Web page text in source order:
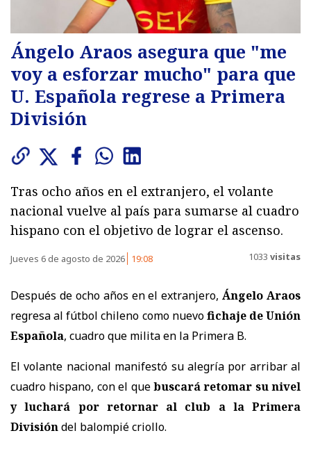
Ángelo Araos asegura que "me
voy a esforzar mucho" para que
U. Española regrese a Primera
División
Tras ocho años en el extranjero, el volante
nacional vuelve al país para sumarse al cuadro
hispano con el objetivo de lograr el ascenso.
Jueves 6 de agosto de 2026 19:08 1033 visitas
Después de ocho años en el extranjero,Ángelo Araos
regresa al fútbol chileno como nuevofichaje de Unión
Española, cuadro que milita en la Primera B.
El volante nacional manifestó su alegría por arribar al
cuadro hispano, con el quebuscará retomar su nivel
y luchará por retornar al club a la Primera
Divisióndel balompié criollo.